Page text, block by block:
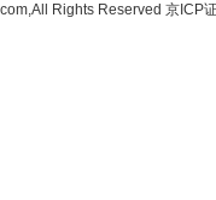
Rights Reserved 京ICP